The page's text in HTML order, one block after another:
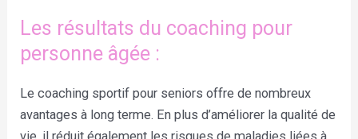
Les résultats du coaching pour
personne âgée :
Le coaching sportif pour seniors offre de nombreux
avantages à long terme. En plus d’améliorer la qualité de